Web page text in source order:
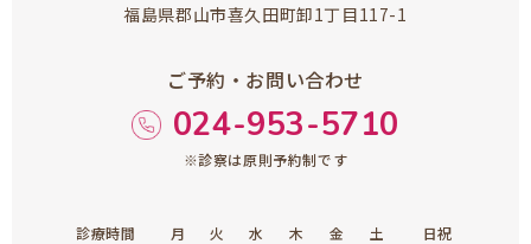
福島県郡山市喜久田町卸1丁目117-1
ご予約・お問い合わせ
024-953-5710
※診察は原則予約制です
診療時間 月 火 水 木 金 土 日祝